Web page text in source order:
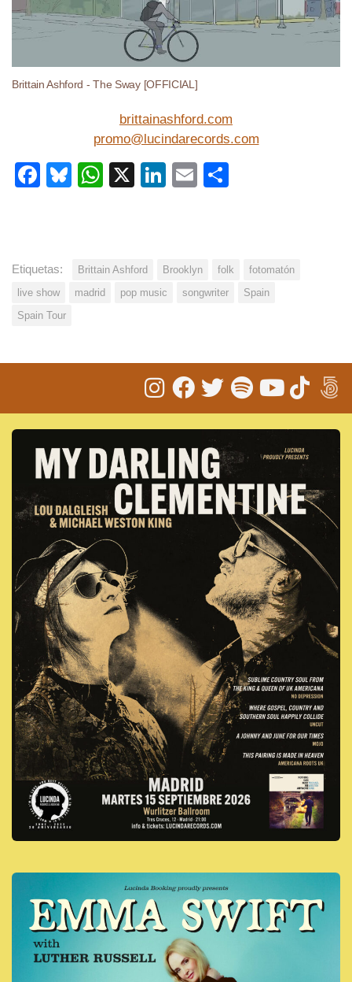
Brittain Ashford - The Sway [OFFICIAL]
brittainashford.com
promo@lucindarecords.com
Facebook
Bluesky
WhatsApp
X LinkedIn
Email
Etiquetas: Brittain Ashford Brooklyn folk
fotomatón
live show
madrid pop music songwriter
Spain
Spain Tour